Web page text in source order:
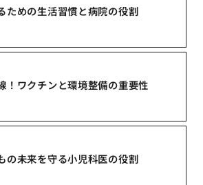
ための生活習慣と病院の役割
！ワクチンと環境整備の重要性
の未来を守る小児科医の役割